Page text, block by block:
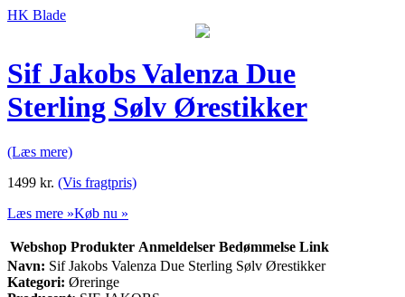
HK Blade
Sif Jakobs Valenza Due
Sterling Sølv Ørestikker
(Læs mere)
1499 kr. (Vis fragtpris)
Læs mere »Køb nu »
Webshop Produkter Anmeldelser Bedømmelse Link
Navn: Sif Jakobs Valenza Due Sterling Sølv Ørestikker
Kategori: Øreringe